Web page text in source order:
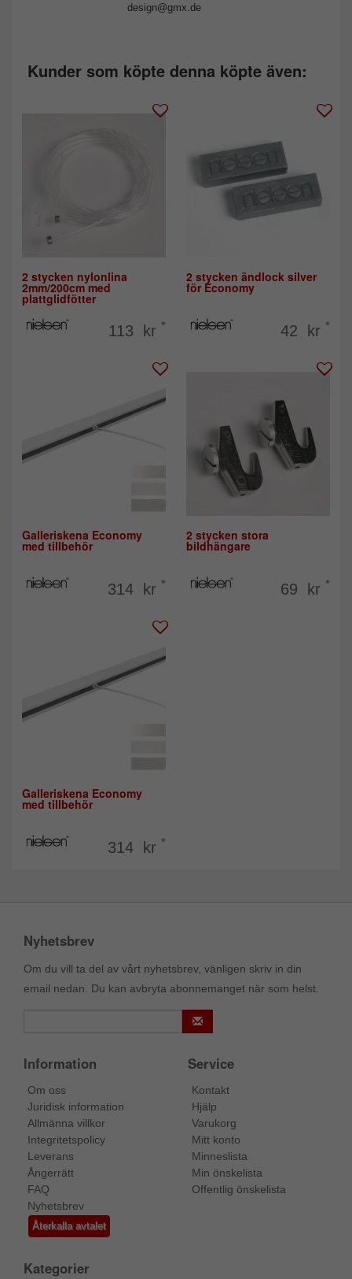
design@gmx.de
Kunder som köpte denna köpte även:
2 stycken nylonlina
2mm/200cm med
plattglidfötter
113 kr *
2 stycken ändlock silver
för Economy
42 kr *
Galleriskena Economy
med tillbehör
314 kr *
2 stycken stora
bildhängare
69 kr *
Galleriskena Economy
med tillbehör
314 kr *
Nyhetsbrev
Om du vill ta del av vårt nyhetsbrev, vänligen skriv in din
email nedan. Du kan avbryta abonnemanget när som helst.
Information
Om oss
Juridisk information
Allmänna villkor
Integritetspolicy
Leverans
Ångerrätt
FAQ
Nyhetsbrev
Återkalla avtalet
Service
Kontakt
Hjälp
Varukorg
Mitt konto
Minneslista
Min önskelista
Offentlig önskelista
Kategorier